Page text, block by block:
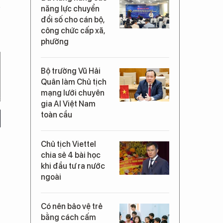
năng lực chuyển
đổi số cho cán bộ,
công chức cấp xã,
phường
Bộ trưởng Vũ Hải
Quân làm Chủ tịch
mạng lưới chuyên
gia AI Việt Nam
toàn cầu
Chủ tịch Viettel
chia sẻ 4 bài học
khi đầu tư ra nước
ngoài
Có nên bảo vệ trẻ
bằng cách cấm